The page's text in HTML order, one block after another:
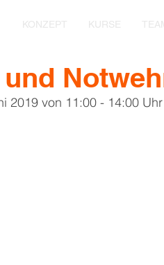
2019 von 11:00 - 14:00 Uhr